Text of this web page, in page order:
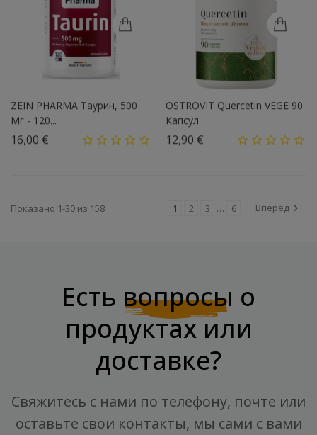
ZEIN PHARMA Таурин, 500
Мг - 120...
16,00 €
OSTROVIT Quercetin VEGE 90
Капсул
12,90 €
Показано 1-30 из 158 1 2 3 … 6 Вперед 
Есть вопросы о
продуктах или
доставке?
Свяжитесь с нами по телефону, почте или
оставьте свои контакты, мы сами с вами